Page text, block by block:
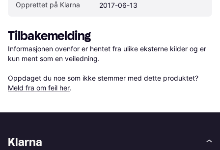
Opprettet på Klarna 2017-06-13
Tilbakemelding
Informasjonen ovenfor er hentet fra ulike eksterne kilder og er
kun ment som en veiledning.
Oppdaget du noe som ikke stemmer med dette produktet?
Meld fra om feil her.
Klarna